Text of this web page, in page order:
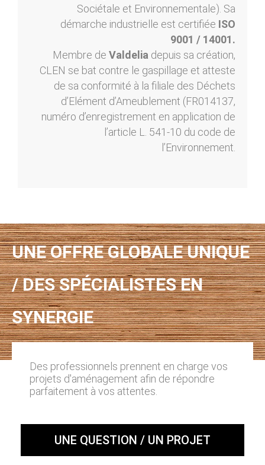
Sociétale et Environnementale). Sa
démarche industrielle est certifiée ISO
9001 / 14001.
Membre de Valdelia depuis sa création,
CLEN se bat contre le gaspillage et atteste
de sa conformité à la filiale des Déchets
d’Elément d’Ameublement (FR014137,
numéro d’enregistrement en application de
l’article L. 541-10 du code de
l’Environnement.
UNE OFFRE GLOBALE UNIQUE
/ DES SPÉCIALISTES EN
SYNERGIE
Des professionnels prennent en charge vos
projets d'aménagement afin de répondre
parfaitement à vos attentes.
UNE QUESTION / UN PROJET